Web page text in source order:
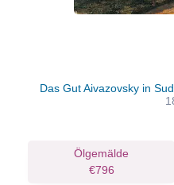
Das Gut Aivazovsky in
Ölgemälde
€796